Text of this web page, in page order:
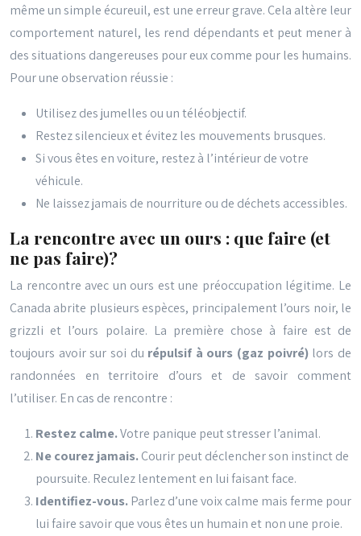
même un simple écureuil, est une erreur grave. Cela altère leur
comportement naturel, les rend dépendants et peut mener à
des situations dangereuses pour eux comme pour les humains.
Pour une observation réussie :
Utilisez des jumelles ou un téléobjectif.
Restez silencieux et évitez les mouvements brusques.
Si vous êtes en voiture, restez à l’intérieur de votre
véhicule.
Ne laissez jamais de nourriture ou de déchets accessibles.
La rencontre avec un ours : que faire (et
ne pas faire)?
La rencontre avec un ours est une préoccupation légitime. Le
Canada abrite plusieurs espèces, principalement l’ours noir, le
grizzli et l’ours polaire. La première chose à faire est de
toujours avoir sur soi du répulsif à ours (gaz poivré)lors de
randonnées en territoire d’ours et de savoir comment
l’utiliser. En cas de rencontre :
Restez calme.Votre panique peut stresser l’animal.
Ne courez jamais.Courir peut déclencher son instinct de
poursuite. Reculez lentement en lui faisant face.
Identifiez-vous.Parlez d’une voix calme mais ferme pour
lui faire savoir que vous êtes un humain et non une proie.